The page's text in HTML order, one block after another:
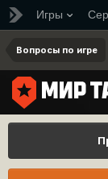
Игры
Вопросы по игре